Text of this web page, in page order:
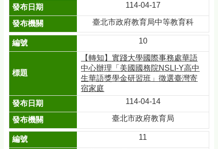
114-04-17
臺北市政府教育局中等教育科
10
【轉知】實踐大學國際事務處華語
中心辦理「美國國務院NSLI-Y高中
生華語獎學金研習班」徵選臺灣寄
宿家庭
114-04-14
臺北市政府教育局
11